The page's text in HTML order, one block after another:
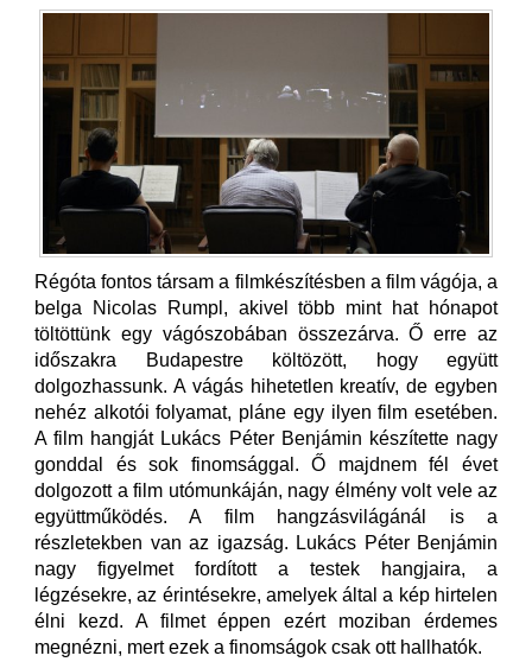
Régóta fontos társam a filmkészítésben a film vágója, a
belga Nicolas Rumpl, akivel több mint hat hónapot
töltöttünk egy vágószobában összezárva. Ő erre az
időszakra Budapestre költözött, hogy együtt
dolgozhassunk. A vágás hihetetlen kreatív, de egyben
nehéz alkotói folyamat, pláne egy ilyen film esetében.
A film hangját Lukács Péter Benjámin készítette nagy
gonddal és sok finomsággal. Ő majdnem fél évet
dolgozott a film utómunkáján, nagy élmény volt vele az
együttműködés. A film hangzásvilágánál is a
részletekben van az igazság. Lukács Péter Benjámin
nagy figyelmet fordított a testek hangjaira, a
légzésekre, az érintésekre, amelyek által a kép hirtelen
élni kezd. A filmet éppen ezért moziban érdemes
megnézni, mert ezek a finomságok csak ott hallhatók.